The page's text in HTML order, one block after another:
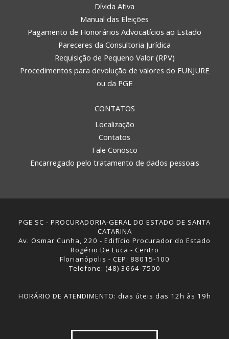
Dívida Ativa
Manual das Eleições
Pagamento de Honorários Advocatícios ao Estado
Pareceres da Consultoria Jurídica
Requisição de Pequeno Valor (RPV)
Procedimentos para devolução de valores do FUNJURE
ou da PGE
CONTATOS
Localização
Contatos
Fale Conosco
Encarregado pelo tratamento de dados pessoais
PGE SC - PROCURADORIA-GERAL DO ESTADO DE SANTA
CATARINA
Av. Osmar Cunha, 220 - Edifício Procurador do Estado
Rogério De Luca - Centro
Florianópolis - CEP: 88015-100
Telefone: (48) 3664-7500
HORÁRIO DE ATENDIMENTO: dias úteis das 12h às 19h